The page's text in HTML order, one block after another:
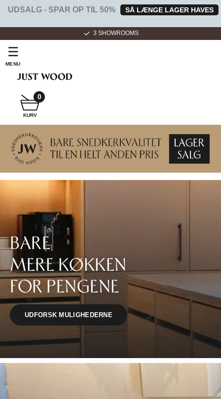
UDSALG - SPAR OP TIL 50% SÅ LÆNGE LAGER HAVES
3 SHOWROOMS
☰
MENU
SNEDKER
BADMØBEL
SNEDKERKØKKEN
TIL
HJEMMET
FIND
KURV
0
BARE
MERE KØKKEN
FOR PENGENE
UDFORSK MULIGHEDERNE